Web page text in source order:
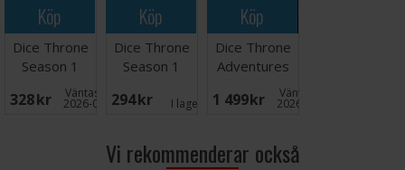
Köp
Dice Throne
Season 1
ReRolled Box
3
328 SEK Väntas in:
2026-08-26
Köp
Dice Throne
Season 1
2
294 SEK I lager:
Köp
Dice Throne
Adventures
Expansion
1 499 SEK Väntas in:
2026-09-30
Vi rekommenderar också